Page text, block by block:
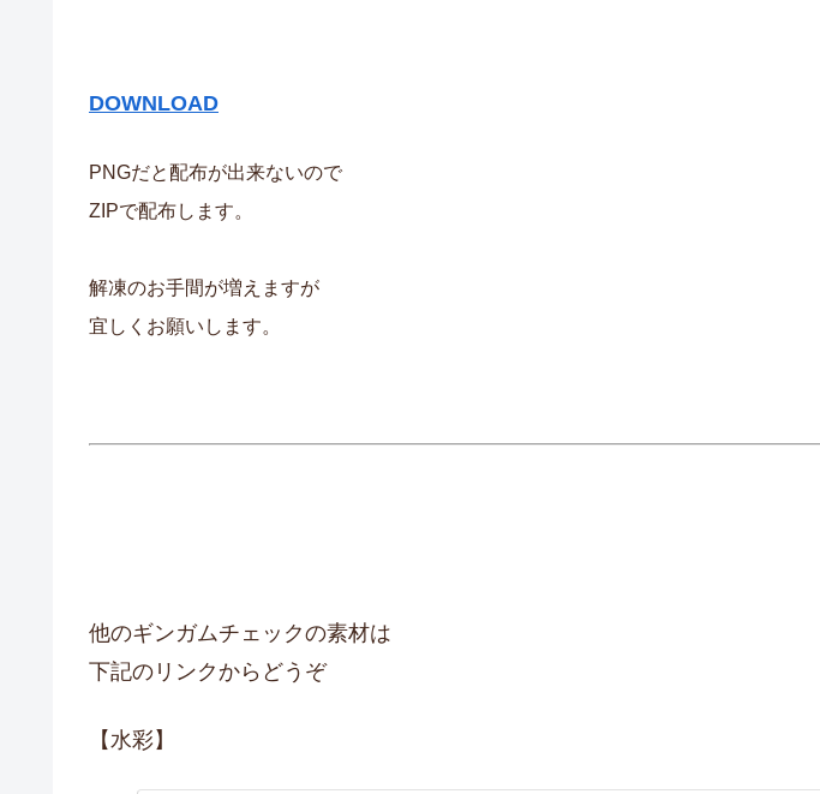
DOWNLOAD
PNGだと配布が出来ないので
ZIPで配布します。
解凍のお手間が増えますが
宜しくお願いします。
他のギンガムチェックの素材は
下記のリンクからどうぞ
【水彩】